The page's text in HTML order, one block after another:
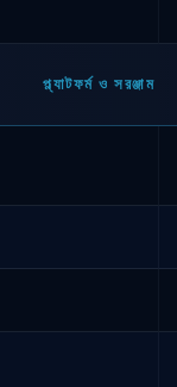
প্ল্যাটফর্ম ও সরঞ্জাম